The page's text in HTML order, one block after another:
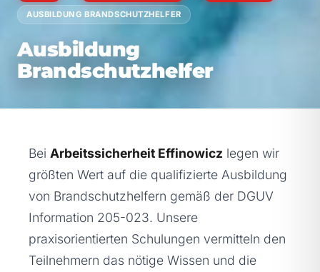
AUSBILDUNG BRANDSCHUTZHELFER
Ausbildung
Brandschutzhelfer
Bei Arbeitssicherheit Effinowicz legen wir
größten Wert auf die qualifizierte Ausbildung
von Brandschutzhelfern gemäß der DGUV
Information 205-023. Unsere
praxisorientierten Schulungen vermitteln den
Teilnehmern das nötige Wissen und die